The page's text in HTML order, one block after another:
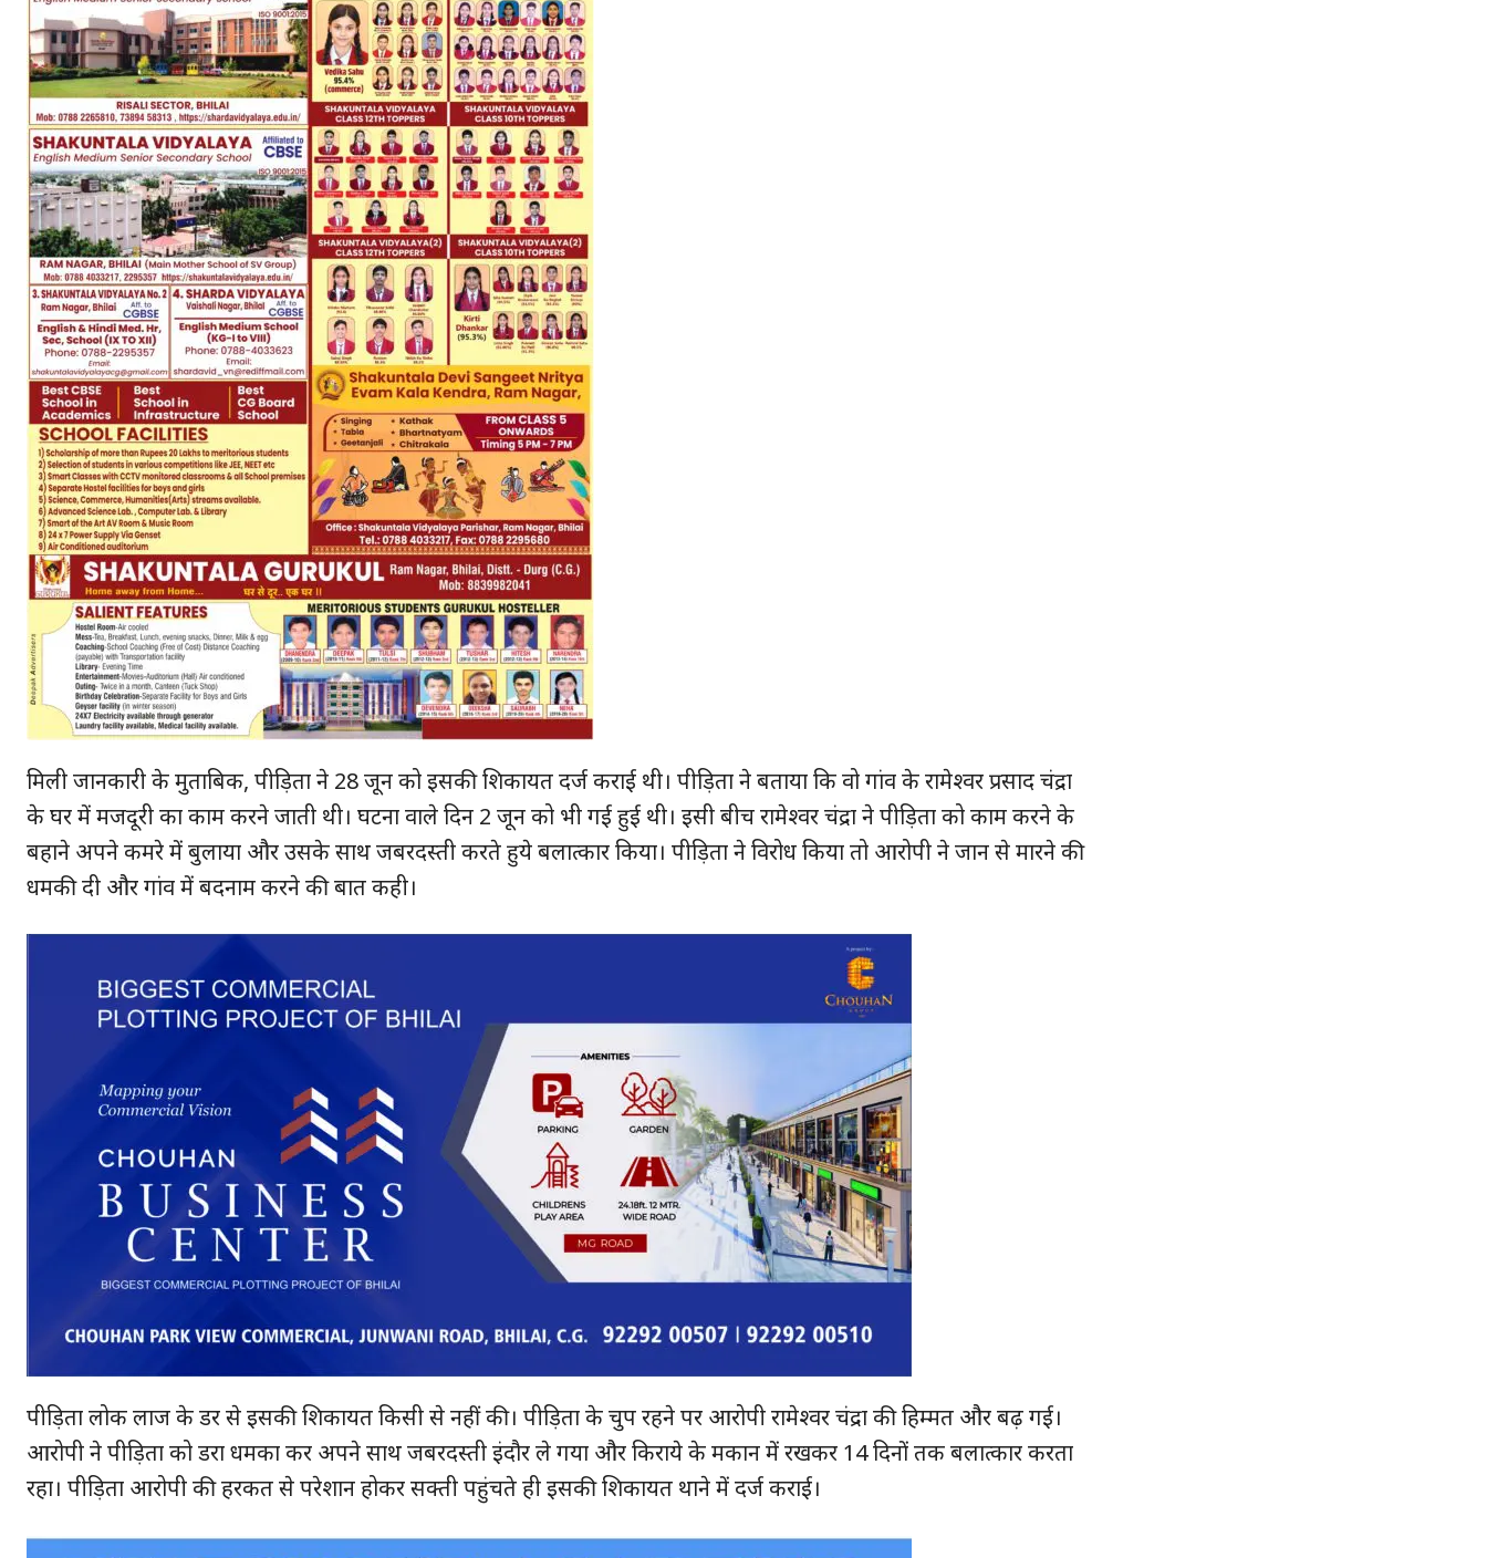
SUBSCRIBE NOW
मिली जानकारी के मुताबिक, पीड़िता ने 28 जून को इसकी शिकायत दर्ज कराई थी। पीड़िता ने बताया कि वो गांव के रामेश्वर प्रसाद चंद्रा
के घर में मजदूरी का काम करने जाती थी। घटना वाले दिन 2 जून को भी गई हुई थी। इसी बीच रामेश्वर चंद्रा ने पीड़िता को काम करने के
बहाने अपने कमरे में बुलाया और उसके साथ जबरदस्ती करते हुये बलात्कार किया। पीड़िता ने विरोध किया तो आरोपी ने जान से मारने की
धमकी दी और गांव में बदनाम करने की बात कही।
पीड़िता लोक लाज के डर से इसकी शिकायत किसी से नहीं की। पीड़िता के चुप रहने पर आरोपी रामेश्वर चंद्रा की हिम्मत और बढ़ गई।
आरोपी ने पीड़िता को डरा धमका कर अपने साथ जबरदस्ती इंदौर ले गया और किराये के मकान में रखकर 14 दिनों तक बलात्कार करता
रहा। पीड़िता आरोपी की हरकत से परेशान होकर सक्ती पहुंचते ही इसकी शिकायत थाने में दर्ज कराई।